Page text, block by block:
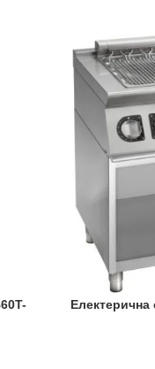
Електерична